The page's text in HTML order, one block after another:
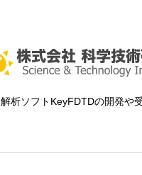
析ソフトKeyFDTDの開発や